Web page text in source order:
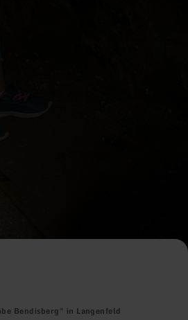
Bendisberg" in Langenfeld